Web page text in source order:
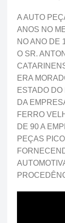
A AUTO
ANOS NO
NO ANO DE
O SR.
ERA
ESTADO
DA
FERRO
DE 90 A
PEÇAS